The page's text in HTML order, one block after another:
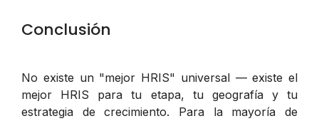
Conclusión
No existe un "mejor HRIS" universal — existe el
mejor HRIS para tu etapa, tu geografía y tu
estrategia de crecimiento. Para la mayoría de